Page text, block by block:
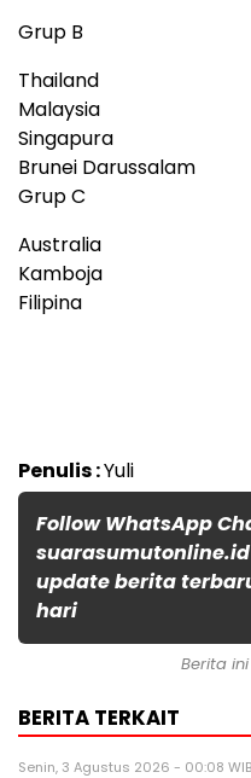
Grup B
Thailand
Malaysia
Singapura
Brunei Darussalam
Grup C
Australia
Kamboja
Filipina
Penulis :Yuli
Follow WhatsApp
update berita
hari
Berita
BERITA TERKAIT
Senin, 3 Agustus 2026 - 00:08 WIB